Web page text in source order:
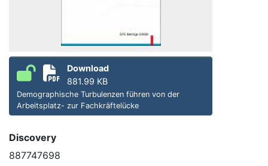
Download
881.99 KB
Demographische Turbulenzen führen von der
Arbeitsplatz- zur Fachkräftelücke
Discovery
887747698